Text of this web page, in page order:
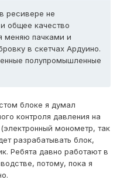
ресивере не
общее качество
меняю пачками и
в скетчах Ардуино.
полупромышленные
блоке я думал
контроля давления на
монометр, так
разрабатывать блок,
Ребята давно работают в
потому, пока я